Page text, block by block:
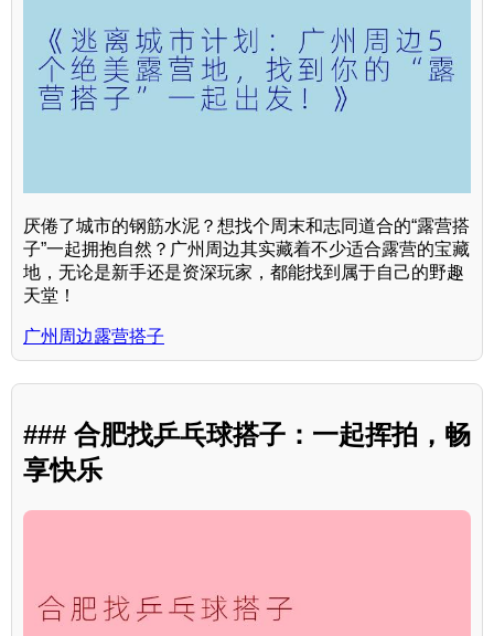
厌倦了城市的钢筋水泥？想找个周末和志同道合的“露营搭
子”一起拥抱自然？广州周边其实藏着不少适合露营的宝藏
地，无论是新手还是资深玩家，都能找到属于自己的野趣
天堂！
广州周边露营搭子
### 合肥找乒乓球搭子：一起挥拍，畅
享快乐